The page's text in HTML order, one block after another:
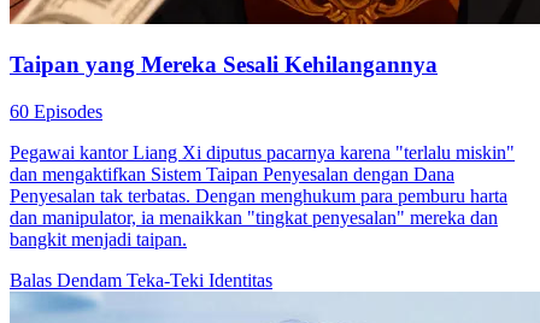
Taipan yang Mereka Sesali Kehilangannya
60 Episodes
Pegawai kantor Liang Xi diputus pacarnya karena "terlalu miskin"
dan mengaktifkan Sistem Taipan Penyesalan dengan Dana
Penyesalan tak terbatas. Dengan menghukum para pemburu harta
dan manipulator, ia menaikkan "tingkat penyesalan" mereka dan
bangkit menjadi taipan.
Balas Dendam Teka-Teki Identitas